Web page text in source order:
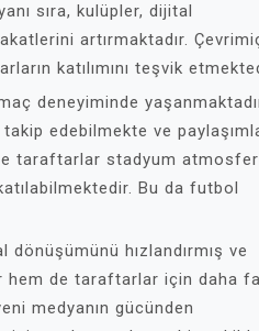
sıra, kulüpler, dijital
artırmaktadır.
katılımını teşvik
deneyiminde
edebilmekte ve
taraftarlar stadyum
Bu da futbol
hızlandırmış ve
hem de taraftarlar için daha
medyanın gücünden